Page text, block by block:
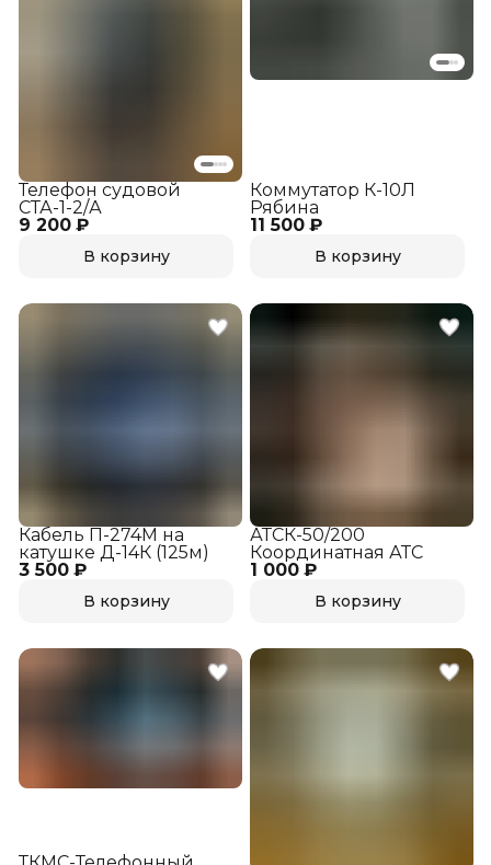
9 200 ₽
Телефон судовой
СТА-1-2/А
В корзину
11 500 ₽
Коммутатор К-10Л
Рябина
В корзину
3 500 ₽
Кабель П-274М на
катушке Д-14К (125м)
В корзину
1 000 ₽
АТСК-50/200
Координатная АТС
В корзину